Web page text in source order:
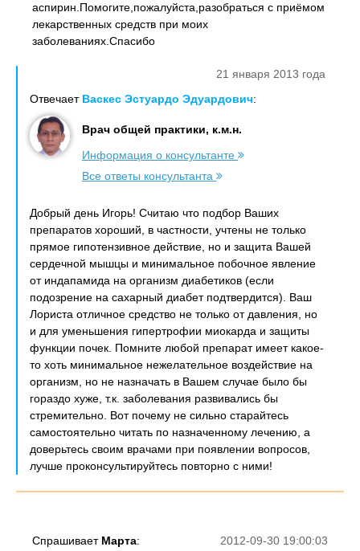
аспирин.Помогите,пожалуйста,разобраться с приёмом
лекарственных средств при моих
заболеваниях.Спасибо
21 января 2013 года
Отвечает Васкес Эстуардо Эдуардович:
Врач общей практики, к.м.н.
Информация о консультанте
Все ответы консультанта
Добрый день Игорь! Считаю что подбор Ваших
препаратов хороший, в частности, учтены не только
прямое гипотензивное действие, но и защита Вашей
сердечной мышцы и минимальное побочное явление
от индапамида на организм диабетиков (если
подозрение на сахарный диабет подтвердится). Ваш
Лориста отличное средство не только от давления, но
и для уменьшения гипертрофии миокарда и защиты
функции почек. Помните любой препарат имеет какое-
то хоть минимальное нежелательное воздействие на
организм, но не назначать в Вашем случае было бы
гораздо хуже, т.к. заболевания развивались бы
стремительно. Вот почему не сильно старайтесь
самостоятельно читать по назначенному лечению, а
доверьтесь своим врачами при появлении вопросов,
лучше проконсультируйтесь повторно с ними!
2012-09-30 19:00:03
Спрашивает Марта: